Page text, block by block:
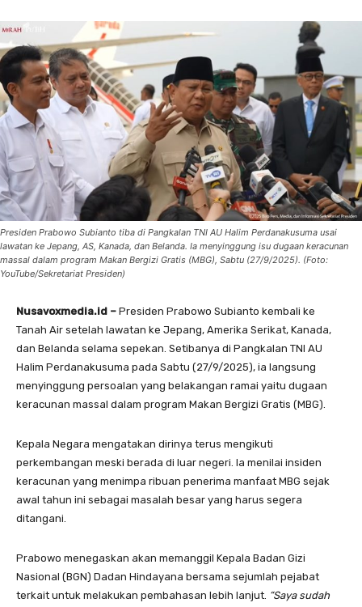
Presiden Prabowo Subianto tiba di Pangkalan TNI AU Halim Perdanakusuma usai
lawatan ke Jepang, AS, Kanada, dan Belanda. Ia menyinggung isu dugaan keracunan
massal dalam program Makan Bergizi Gratis (MBG), Sabtu (27/9/2025). (Foto:
YouTube/Sekretariat Presiden)
Nusavoxmedia.id – Presiden Prabowo Subianto kembali ke
Tanah Air setelah lawatan ke Jepang, Amerika Serikat, Kanada,
dan Belanda selama sepekan. Setibanya di Pangkalan TNI AU
Halim Perdanakusuma pada Sabtu (27/9/2025), ia langsung
menyinggung persoalan yang belakangan ramai yaitu dugaan
keracunan massal dalam program Makan Bergizi Gratis (MBG).
Kepala Negara mengatakan dirinya terus mengikuti
perkembangan meski berada di luar negeri. Ia menilai insiden
keracunan yang menimpa ribuan penerima manfaat MBG sejak
awal tahun ini sebagai masalah besar yang harus segera
ditangani.
Prabowo menegaskan akan memanggil Kepala Badan Gizi
Nasional (BGN) Dadan Hindayana bersama sejumlah pejabat
terkait untuk melakukan pembahasan lebih lanjut. “Saya sudah